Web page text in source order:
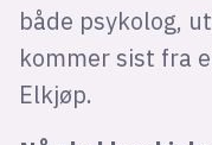
både psykolog,
kommer sist fra
Elkjøp.